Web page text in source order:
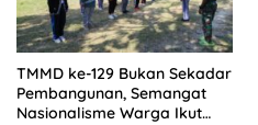
TMMD ke-129 Bukan Sekadar
Pembangunan, Semangat
Nasionalisme Warga Ikut